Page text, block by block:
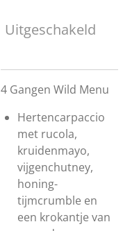
Uitgeschakeld
4 Gangen Wild Menu
Hertencarpaccio
met rucola,
kruidenmayo,
vijgenchutney,
honing-
tijmcrumble en
een krokantje van